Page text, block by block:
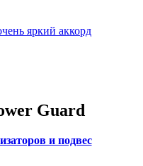
яркий аккорд
Guard
и подвес